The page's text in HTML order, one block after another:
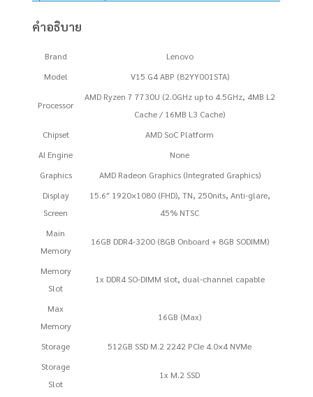
คำอธิบาย
Brand
Lenovo
Model
V15 G4 ABP (82YY001STA)
Processor
AMD Ryzen 7 7730U (2.0GHz up to 4.5GHz, 4MB L2
Cache / 16MB L3 Cache)
Chipset
AMD SoC Platform
AI Engine
None
Graphics
AMD Radeon Graphics (Integrated Graphics)
Display
Screen
15.6″ 1920×1080 (FHD), TN, 250nits, Anti-glare,
45% NTSC
Main
Memory
16GB DDR4-3200 (8GB Onboard + 8GB SODIMM)
Memory
Slot
1x DDR4 SO-DIMM slot, dual-channel capable
Max
Memory
16GB (Max)
Storage
512GB SSD M.2 2242 PCIe 4.0×4 NVMe
Storage
Slot
1x M.2 SSD